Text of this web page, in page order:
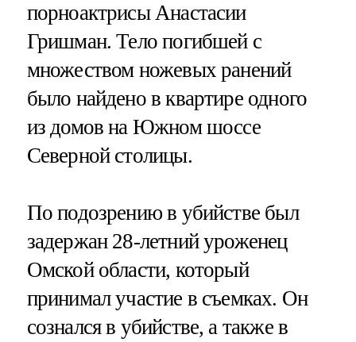
порноактрисы Анастасии
Гришман. Тело погибшей с
множеством ножевых ранений
было найдено в квартире одного
из домов на Южном шоссе
Северной столицы.
По подозрению в убийстве был
задержан 28-летний уроженец
Омской области, который
принимал участие в съемках. Он
сознался в убийстве, а также в